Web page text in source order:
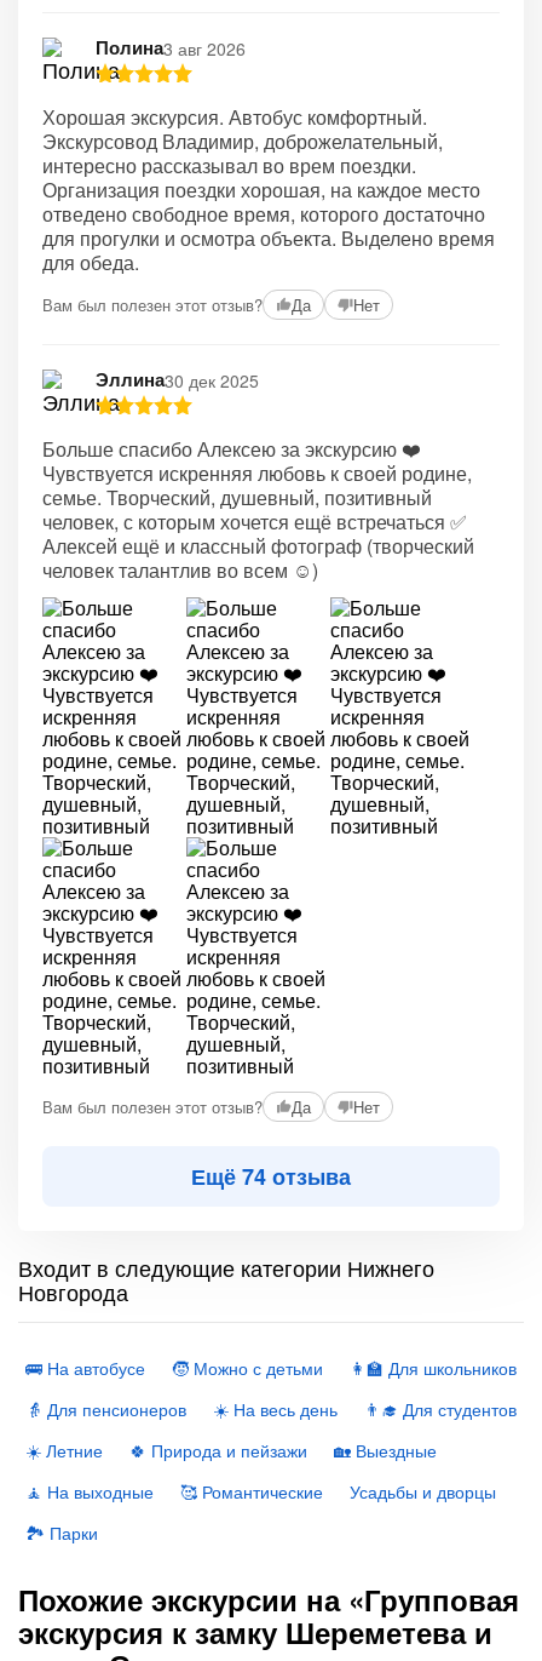
Полина3 авг 2026
Хорошая экскурсия. Автобус комфортный.
Экскурсовод Владимир, доброжелательный,
интересно рассказывал во врем поездки.
Организация поездки хорошая, на каждое место
отведено свободное время, которого достаточно
для прогулки и осмотра объекта. Выделено время
для обеда.
Вам был полезен этот отзыв? Да Нет
Эллина30 дек 2025
Больше спасибо Алексею за экскурсию ❤️
Чувствуется искренняя любовь к своей родине,
семье. Творческий, душевный, позитивный
человек, с которым хочется ещё встречаться ✅
Алексей ещё и классный фотограф (творческий
человек талантлив во всем ☺️)
Вам был полезен этот отзыв? Да Нет
Ещё 74 отзыва
Входит в следующие категории Нижнего
Новгорода
🚌 На автобусе 🧒 Можно с детьми
👩‍🏫 Для школьников
👵 Для пенсионеров
☀️ На весь день
👨‍🎓 Для студентов
☀️ Летние
🍀 Природа и пейзажи
🏡 Выездные
🧘 На выходные
🥰 Романтические
Усадьбы и дворцы
🏞 Парки
Похожие экскурсии на «Групповая
экскурсия к замку Шереметева и